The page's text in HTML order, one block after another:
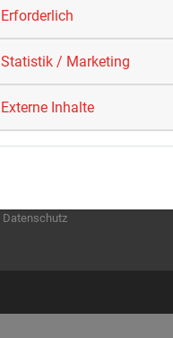
Datenschutz
Erforderlich
Statistik / Marketing
Externe Inhalte